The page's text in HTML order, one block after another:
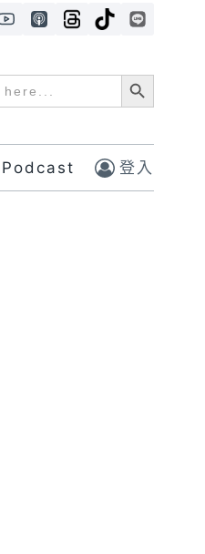
Search Button
Podcast 登入